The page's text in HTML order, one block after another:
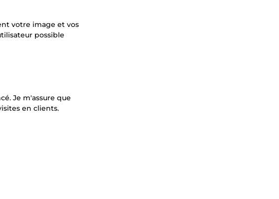
votre image et vos
possible
Je m'assure que
en clients.